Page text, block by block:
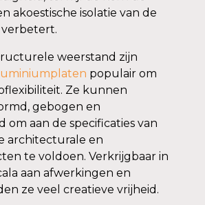
akoestische isolatie van de
weerstand zijn
populair om
Ze kunnen
gebogen en
om aan de specificaties van
architecturale en
te voldoen. Verkrijgbaar in
aan afwerkingen en
ze veel creatieve vrijheid.